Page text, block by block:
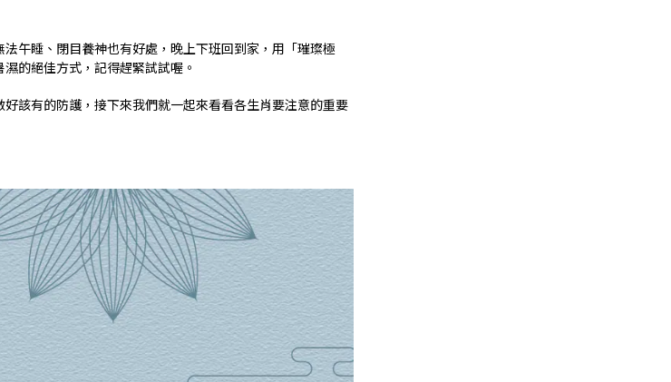
午睡、閉目養神也有好處，晚上下班回到家，用「璀璨極
的絕佳方式，記得趕緊試試喔。
該有的防護，接下來我們就一起來看看各生肖要注意的重要